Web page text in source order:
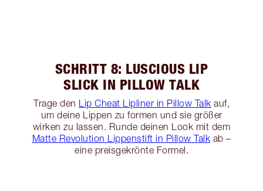
SCHRITT 8: LUSCIOUS LIP
SLICK IN PILLOW TALK
Trage den Lip Cheat Lipliner in Pillow Talk auf,
um deine Lippen zu formen und sie größer
wirken zu lassen. Runde deinen Look mit dem
Matte Revolution Lippenstift in Pillow Talk ab –
eine preisgekrönte Formel.